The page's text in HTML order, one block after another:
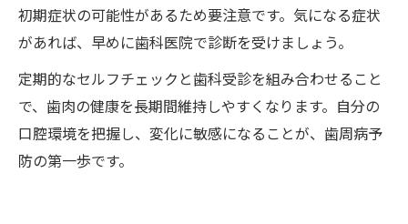
初期症状の可能性があるため要注意です。気になる症状
があれば、早めに歯科医院で診断を受けましょう。
定期的なセルフチェックと歯科受診を組み合わせること
で、歯肉の健康を長期間維持しやすくなります。自分の
口腔環境を把握し、変化に敏感になることが、歯周病予
防の第一歩です。